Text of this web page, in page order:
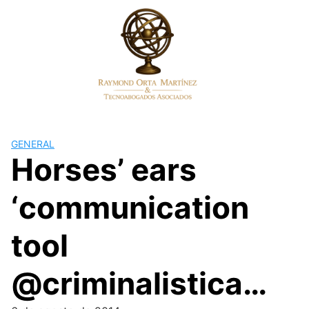
GENERAL
Horses’ ears
‘communication
tool
@criminalistica…